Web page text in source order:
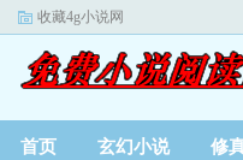
收藏4g小说网
首页 玄幻小说 修